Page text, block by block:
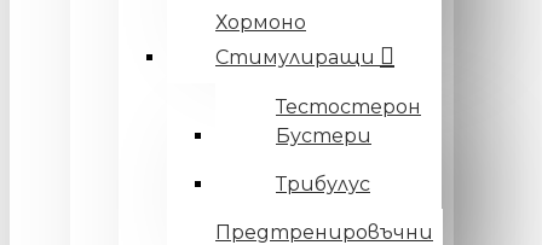
Хормоно
Стимулиращи
Тестостерон
Бустери
Трибулус
Предтренировъчни